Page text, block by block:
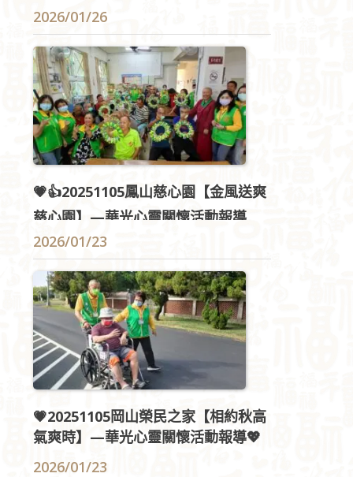
2026/01/26
💗👍20251105鳳山慈心園【金風送爽
慈心園】—華光心靈關懷活動報導💖
🫶
2026/01/23
💗20251105岡山榮民之家【相約秋高
氣爽時】—華光心靈關懷活動報導💖
2026/01/23